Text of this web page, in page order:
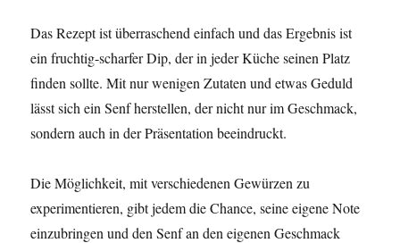
Das Rezept ist überraschend einfach und das Ergebnis ist
ein fruchtig-scharfer Dip, der in jeder Küche seinen Platz
finden sollte. Mit nur wenigen Zutaten und etwas Geduld
lässt sich ein Senf herstellen, der nicht nur im Geschmack,
sondern auch in der Präsentation beeindruckt.
Die Möglichkeit, mit verschiedenen Gewürzen zu
experimentieren, gibt jedem die Chance, seine eigene Note
einzubringen und den Senf an den eigenen Geschmack